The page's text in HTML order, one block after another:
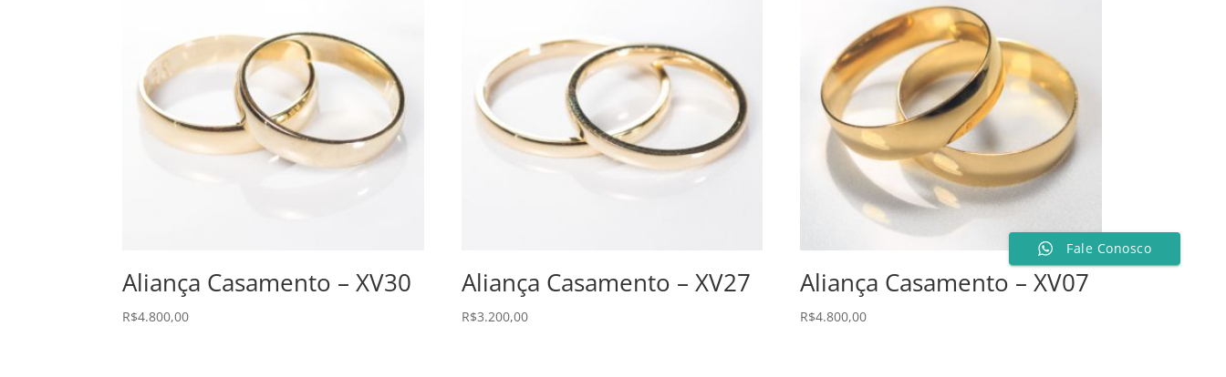
Aliança Casamento – XV30
R$4.800,00
Aliança Casamento – XV27
R$3.200,00
Aliança Casamento – XV07
R$4.800,00
Fale Conosco